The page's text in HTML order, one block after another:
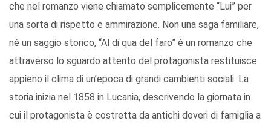
che nel romanzo viene chiamato semplicemente “Lui” per
una sorta di rispetto e ammirazione. Non una saga familiare,
né un saggio storico, “Al di qua del faro” è un romanzo che
attraverso lo sguardo attento del protagonista restituisce
appieno il clima di un’epoca di grandi cambienti sociali. La
storia inizia nel 1858 in Lucania, descrivendo la giornata in
cui il protagonista è costretta da antichi doveri di famiglia a